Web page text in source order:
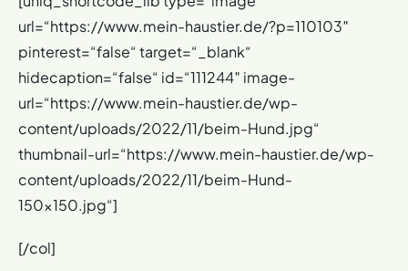
url=“https://www.mein-haustier.de/?p=110103″
pinterest=“false“ target=“_blank“
hidecaption=“false“ id=“111244″ image-
url=“https://www.mein-haustier.de/wp-
content/uploads/2022/11/beim-Hund.jpg“
thumbnail-url=“https://www.mein-haustier.de/wp-
content/uploads/2022/11/beim-Hund-
150×150.jpg“]
[/col]